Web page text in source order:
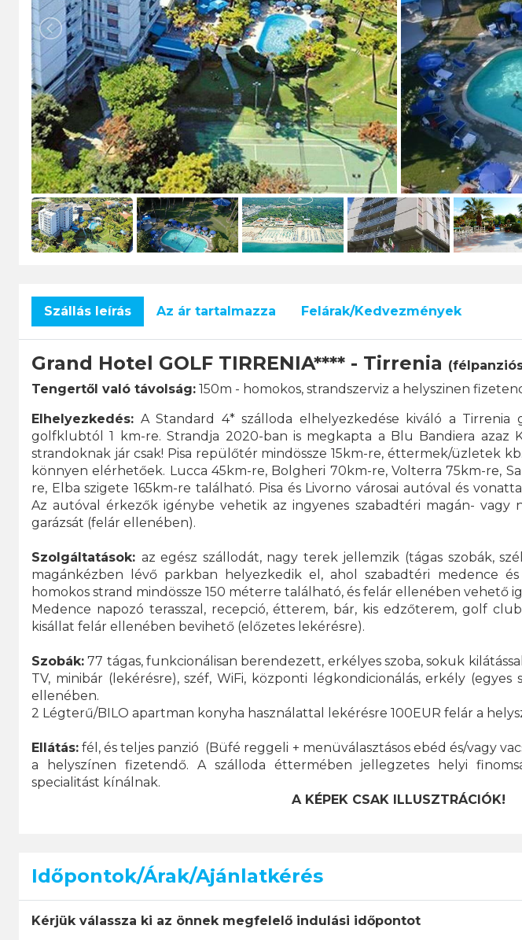
Szállás leírás Az ár tartalmazza Felárak/Kedvezmények
Grand Hotel GOLF TIRRENIA**** - Tirrenia
Tengertől való távolság: 150m - homokos, strandszerviz a helyszinen
Elhelyezkedés: A Standard 4* szálloda elhelyezkedése kiváló a Tirrenia
golfklubtól 1 km-re. Strandja 2020-ban is megkapta a Blu Bandiera azaz
strandoknak jár csak! Pisa repülőtér mindössze 15km-re, éttermek/üzletek
könnyen elérhetőek. Lucca 45km-re, Bolgheri 70km-re, Volterra 75km-re,
re, Elba szigete 165km-re található. Pisa és Livorno városai autóval és
Az autóval érkezők igénybe vehetik az ingyenes szabadtéri magán- vagy
garázsát (felár ellenében).
Szolgáltatások: az egész szállodát, nagy terek jellemzik (tágas szobák,
magánkézben lévő parkban helyezkedik el, ahol szabadtéri medence
homokos strand mindössze 150 méterre található, és felár ellenében vehető
Medence napozó terasszal, recepció, étterem, bár, kis edzőterem, golf
kisállat felár ellenében bevihető (előzetes lekérésre).
Szobák: 77 tágas, funkcionálisan berendezett, erkélyes szoba, sokuk
TV, minibár (lekérésre), széf, WiFi, központi légkondicionálás, erkély
ellenében.
2 Légterű/BILO apartman konyha használattal lekérésre 100EUR felár a
Ellátás: fél, és teljes panzió (Büfé reggeli + menüválasztásos ebéd és/vagy
a helyszínen fizetendő. A szálloda éttermében jellegzetes helyi
specialitást kínálnak.
A KÉPEK CSAK ILLUSZTRÁCIÓK!
Időpontok/Árak/Ajánlatkérés
Kérjük válassza ki az önnek megfelelő indulási időpontot